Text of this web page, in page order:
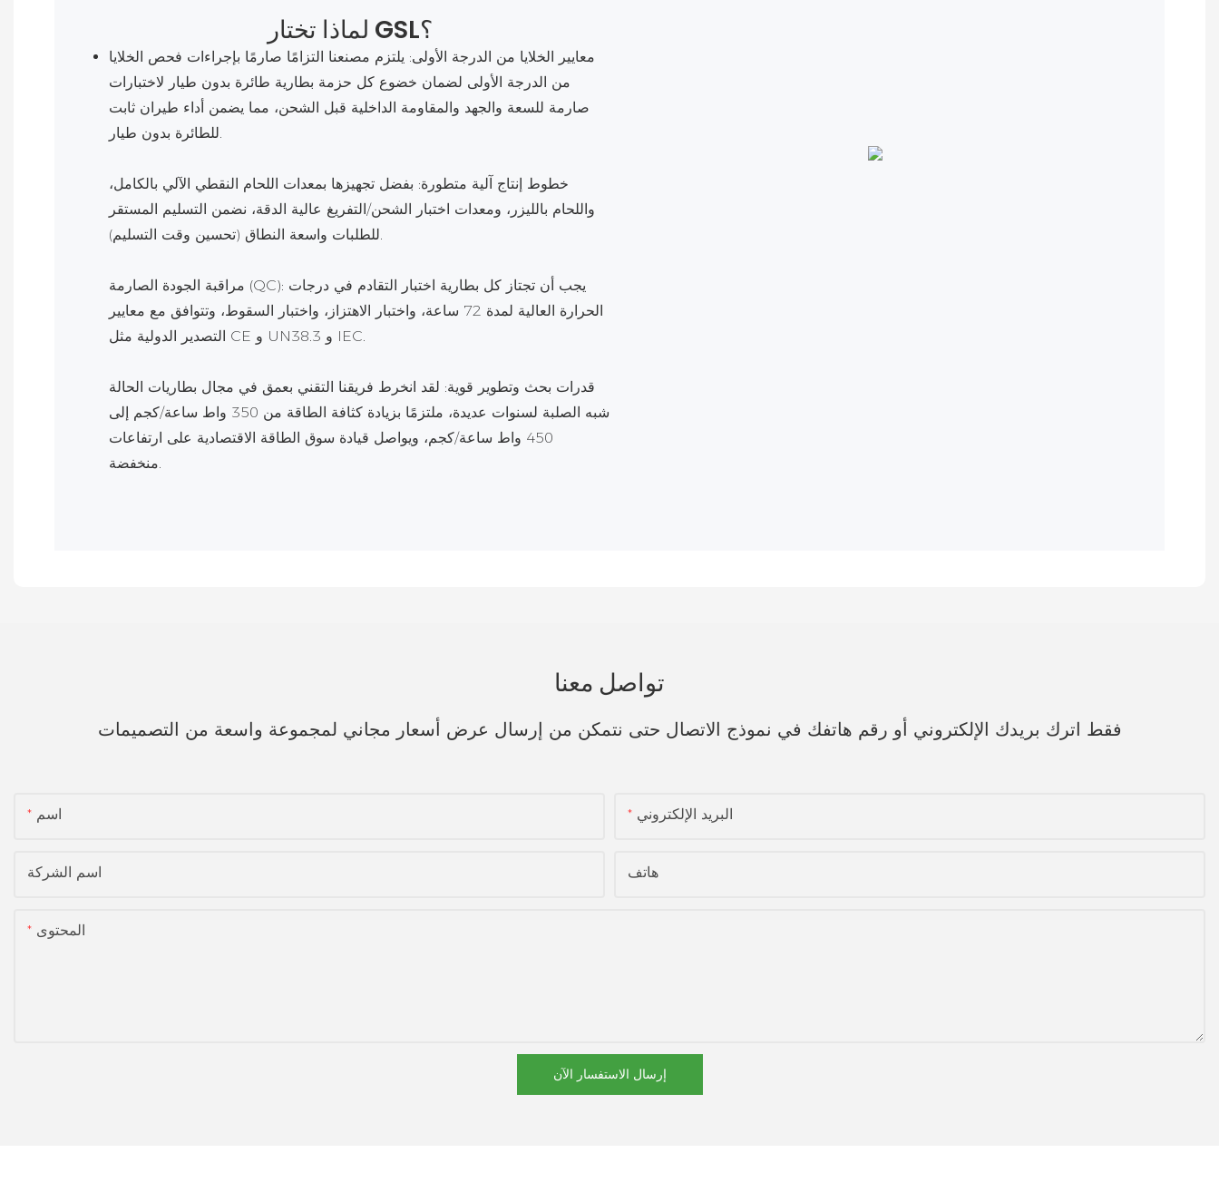
لماذا تختار GSL؟
معايير الخلايا من الدرجة الأولى: يلتزم مصنعنا التزامًا صارمًا بإجراءات فحص الخلايا
من الدرجة الأولى لضمان خضوع كل حزمة بطارية طائرة بدون طيار لاختبارات
صارمة للسعة والجهد والمقاومة الداخلية قبل الشحن، مما يضمن أداء طيران ثابت
خطوط إنتاج آلية متطورة: بفضل تجهيزها بمعدات اللحام النقطي الآلي بالكامل،
واللحام بالليزر، ومعدات اختبار الشحن/التفريغ عالية الدقة، نضمن التسليم المستقر
مراقبة الجودة الصارمة (QC): يجب أن تجتاز كل بطارية اختبار التقادم في درجات
الحرارة العالية لمدة 72 ساعة، واختبار الاهتزاز، واختبار السقوط، وتتوافق مع معايير
التصدير الدولية مثل CE و UN38.3 و IEC.
قدرات بحث وتطوير قوية: لقد انخرط فريقنا التقني بعمق في مجال بطاريات الحالة
شبه الصلبة لسنوات عديدة، ملتزمًا بزيادة كثافة الطاقة من 350 واط ساعة/كجم إلى
450 واط ساعة/كجم، ويواصل قيادة سوق الطاقة الاقتصادية على ارتفاعات
تواصل معنا
فقط اترك بريدك الإلكتروني أو رقم هاتفك في نموذج الاتصال حتى نتمكن من إرسال عرض أسعار مجاني لمجموعة واسعة من التصميمات
اسم البريد الإلكتروني
اسم الشركة هاتف
المحتوى
إرسال الاستفسار الآن